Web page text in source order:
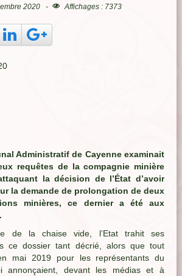
2020
Affichages : 7373
Administratif de Cayenne examinait
requêtes de la compagnie minière
la décision de l’État d’avoir
la demande de prolongation de deux
minières, ce dernier a été aux
de la chaise vide, l’Etat trahit ses
ce dossier tant décrié, alors que tout
mai 2019 pour les représentants du
annonçaient, devant les médias et à